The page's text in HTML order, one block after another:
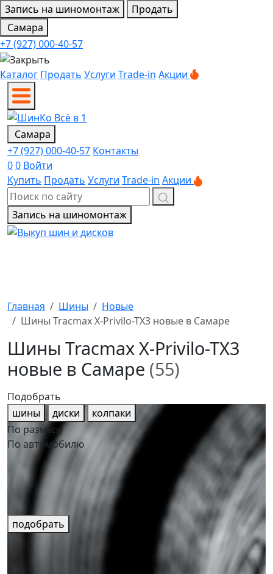
Запись на шиномонтаж
Продать
Самара
+7 (927) 000-40-57
Каталог Продать Услуги Trade-in Акции
Самара
+7 (927) 000-40-57 Контакты
00 Войти
Купить Продать Услуги Trade-in Акции
Запись на шиномонтаж
Главная Шины
Новые
Шины Tracmax X-Privilo-TX3 новые в Самаре
Шины Tracmax X-Privilo-TX3
новые в Самаре (55)
Подобрать
шины
диски
колпаки
По размеру
По автомобилю
подобрать